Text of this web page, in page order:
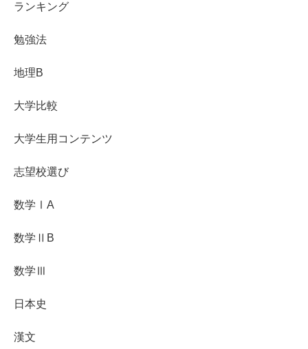
ランキング
勉強法
地理B
大学比較
大学生用コンテンツ
志望校選び
数学ⅠA
数学ⅡB
数学Ⅲ
日本史
漢文